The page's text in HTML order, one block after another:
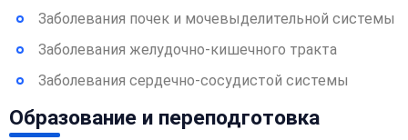
Заболевания почек и мочевыделительной системы
Заболевания желудочно-кишечного тракта
Заболевания сердечно-сосудистой системы
Образование и переподготовка